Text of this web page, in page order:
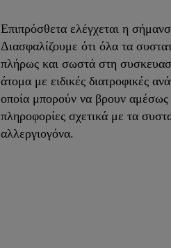
Επιπρόσθετα ελέγχεται η
Διασφαλίζουμε ότι όλα τα
πλήρως και σωστά στη
άτομα με ειδικές διατροφικές
οποία μπορούν να βρουν αμέσως
πληροφορίες σχετικά με τα
αλλεργιογόνα.